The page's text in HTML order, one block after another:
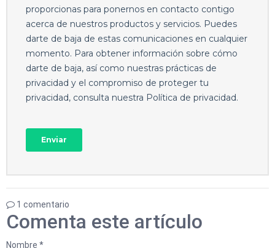
1 comentario
Comenta este artículo
Nombre *